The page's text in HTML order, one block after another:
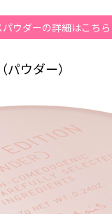
ウダーの詳細はこちら
ウダー）